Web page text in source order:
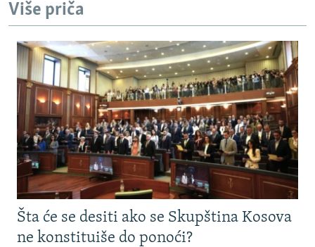
TV LIBERTY
POST SCRIPTUM
MOJA EVROPA
TRI DECENIJE OD RATA U BIH
SVE KARTE DEJTONA
NASTANAK I RASPAD JUGOSLAVIJE
Sve RFE/RL stranice
Više priča
Šta će se desiti ako se Skupština Kosova
ne konstituiše do ponoći?